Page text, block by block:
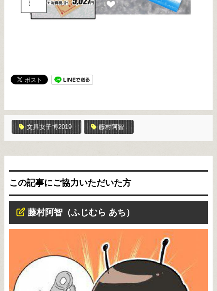
文具女子博2019 藤村阿智
この記事にご協力いただいた方
藤村阿智（ふじむら あち）